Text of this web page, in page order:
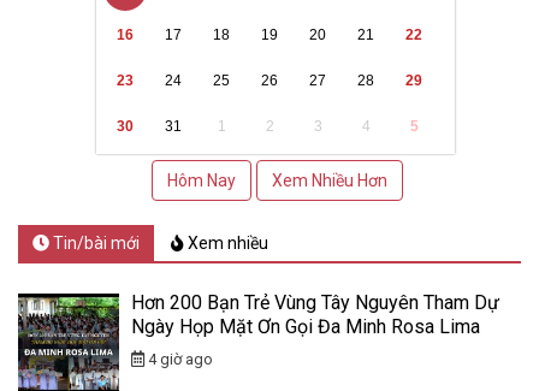
16 17 18 19 20 21 22
23 24 25 26 27 28 29
30 31 1 2 3 4 5
Hôm Nay Xem Nhiều Hơn
Tin/bài mới Xem nhiều
Hơn 200 Bạn Trẻ Vùng Tây Nguyên Tham Dự
Ngày Họp Mặt Ơn Gọi Đa Minh Rosa Lima
4 giờ ago